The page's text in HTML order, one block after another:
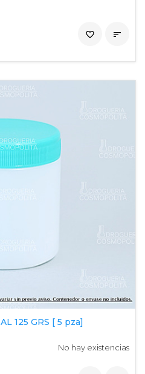

favorite_border
125 GRS [ 5 pza]
No hay existencias